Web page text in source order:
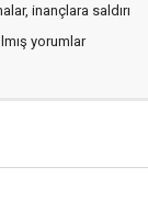
inançlara saldırı
yorumlar